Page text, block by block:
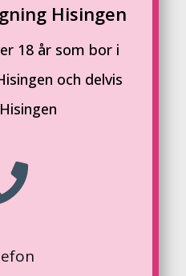
Hisingen
18 år som bor i
och delvis